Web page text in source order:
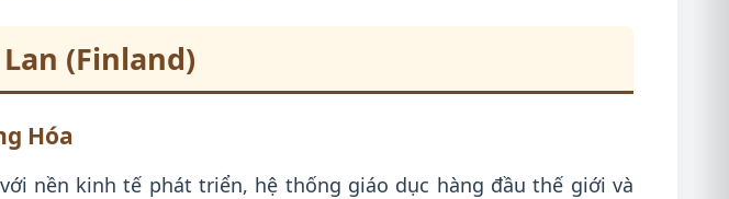
(Finland)
Hóa
nền kinh tế phát triển, hệ thống giáo dục hàng đầu thế giới và